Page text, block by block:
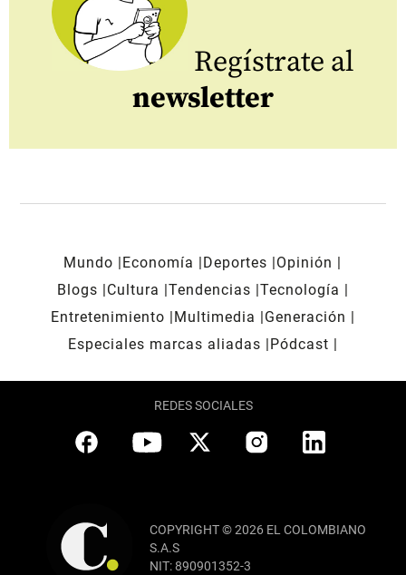
Regístrate al
newsletter
Mundo Economía Deportes
Opinión
Blogs
Cultura Tendencias Tecnología
Entretenimiento
Multimedia
Generación
Especiales marcas aliadas
Pódcast
REDES SOCIALES
COPYRIGHT © 2026 EL COLOMBIANO
S.A.S
NIT: 890901352-3